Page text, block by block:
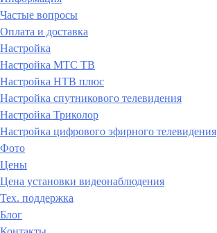
Частые вопросы
Оплата и доставка
Настройка
Настройка МТС ТВ
Настройка НТВ плюс
Настройка спутникового телевидения
Настройка Триколор
Настройка цифрового эфирного телевидения
Фото
Цены
Цена установки видеонаблюдения
Тех. поддержка
Блог